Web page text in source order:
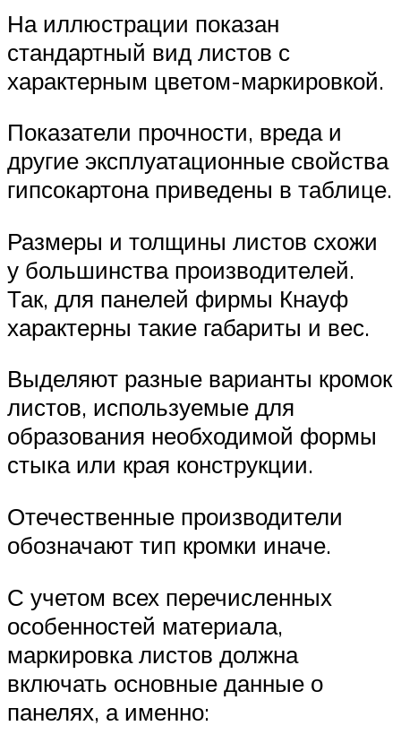
На иллюстрации показан
стандартный вид листов с
характерным цветом-маркировкой.
Показатели прочности, вреда и
другие эксплуатационные свойства
гипсокартона приведены в таблице.
Размеры и толщины листов схожи
у большинства производителей.
Так, для панелей фирмы Кнауф
характерны такие габариты и вес.
Выделяют разные варианты кромок
листов, используемые для
образования необходимой формы
стыка или края конструкции.
Отечественные производители
обозначают тип кромки иначе.
С учетом всех перечисленных
особенностей материала,
маркировка листов должна
включать основные данные о
панелях, а именно: